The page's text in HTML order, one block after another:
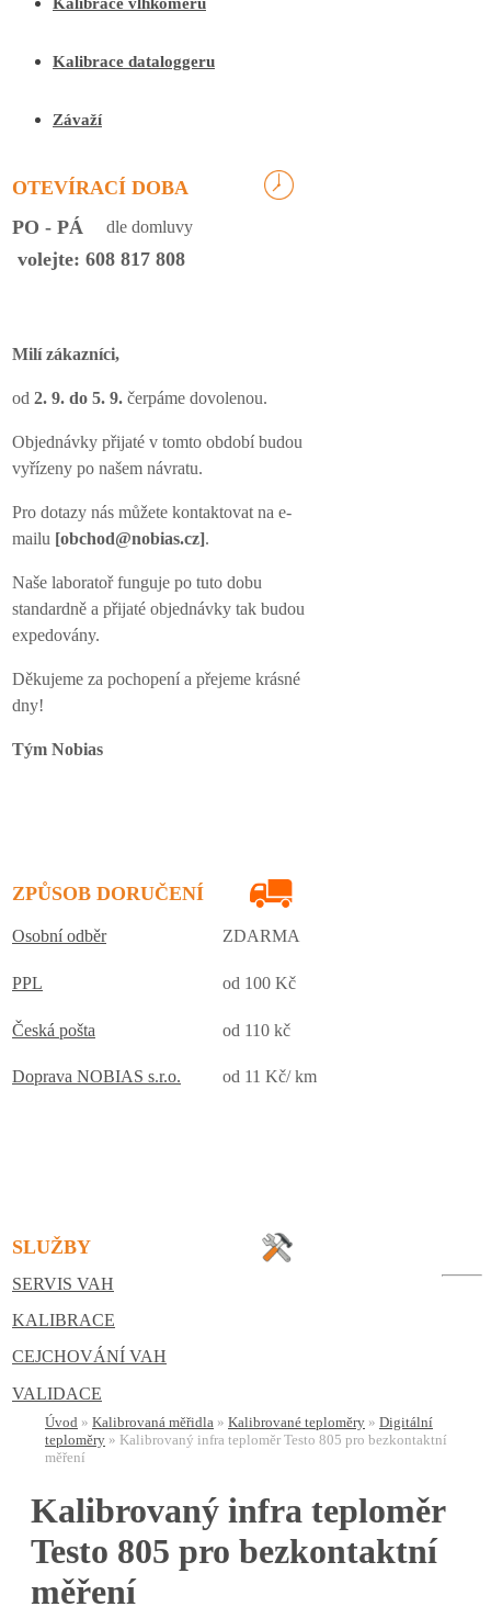
Kalibrace dataloggeru
Závaží
OTEVÍRACÍ DOBA
PO - PÁ
dle domluvy
volejte: 608 817 808
Milí zákazníci,
od 2. 9. do 5. 9. čerpáme dovolenou.
Objednávky přijaté v tomto období budou
vyřízeny po našem návratu.
Pro dotazy nás můžete kontaktovat na e-
mailu [obchod@nobias.cz].
Naše laboratoř funguje po tuto dobu
standardně a přijaté objednávky tak budou
expedovány.
Děkujeme za pochopení a přejeme krásné
dny!
Tým Nobias
ZPŮSOB DORUČENÍ
Osobní odběr ZDARMA
PPL od 100 Kč
Česká pošta od 110 kč
Doprava NOBIAS s.r.o. od 11 Kč/ km
SLUŽBY
SERVIS VAH
KALIBRACE
CEJCHOVÁNÍ VAH
VALIDACE
Úvod » Kalibrovaná měřidla » Kalibrované teploměry » Digitální
teploměry » Kalibrovaný infra teploměr Testo 805 pro bezkontaktní
měření
Kalibrovaný infra teploměr
Testo 805 pro bezkontaktní
měření